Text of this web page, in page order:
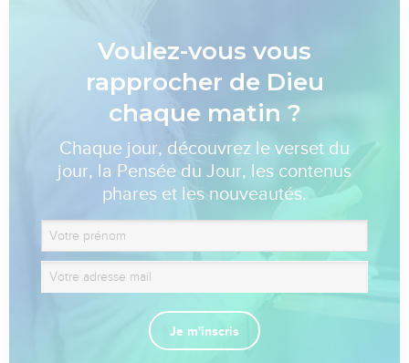
Voulez-vous vous
rapprocher de Dieu
chaque matin ?
Chaque jour, découvrez le verset du
jour, la Pensée du Jour, les contenus
phares et les nouveautés.
Je m'inscris